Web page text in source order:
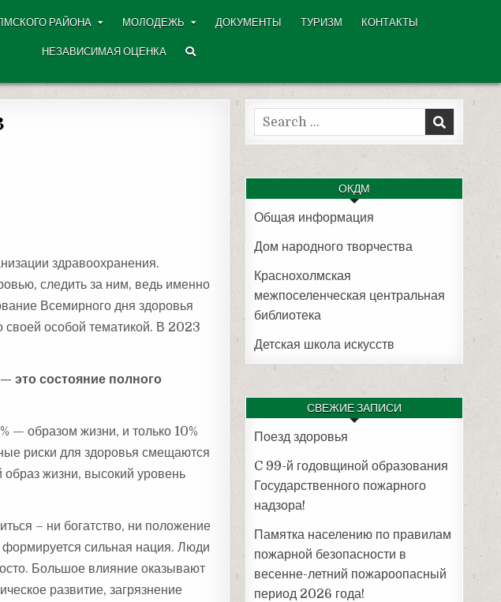
РАЙОНА МОЛОДЕЖЬ ДОКУМЕНТЫ ТУРИЗМ КОНТАКТЫ
НЕЗАВИСИМАЯ ОЦЕНКА
здравоохранения.
следить за ним, ведь именно
Всемирного дня здоровья
своей особой тематикой. В 2023
это состояние полного
— образом жизни, и только 10%
риски для здоровья смещаются
жизни, высокий уровень
– ни богатство, ни положение
формируется сильная нация. Люди
Большое влияние оказывают
развитие, загрязнение
Search
for:
ОКДМ
Общая информация
Дом народного творчества
Краснохолмская
межпоселенческая центральная
библиотека
Детская школа искусств
СВЕЖИЕ ЗАПИСИ
Поезд здоровья
C 99-й годовщиной образования
Государственного пожарного
надзора!
Памятка населению по правилам
пожарной безопасности в
весенне-летний пожароопасный
период 2026 года!